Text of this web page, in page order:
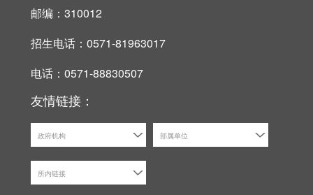
邮编：310012
招生电话：0571-81963017
电话：0571-88830507
友情链接：
政府机构 部属单位
所内链接